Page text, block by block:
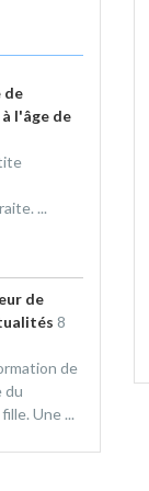
de
l'âge de
...
de
8
de
du
Une ...